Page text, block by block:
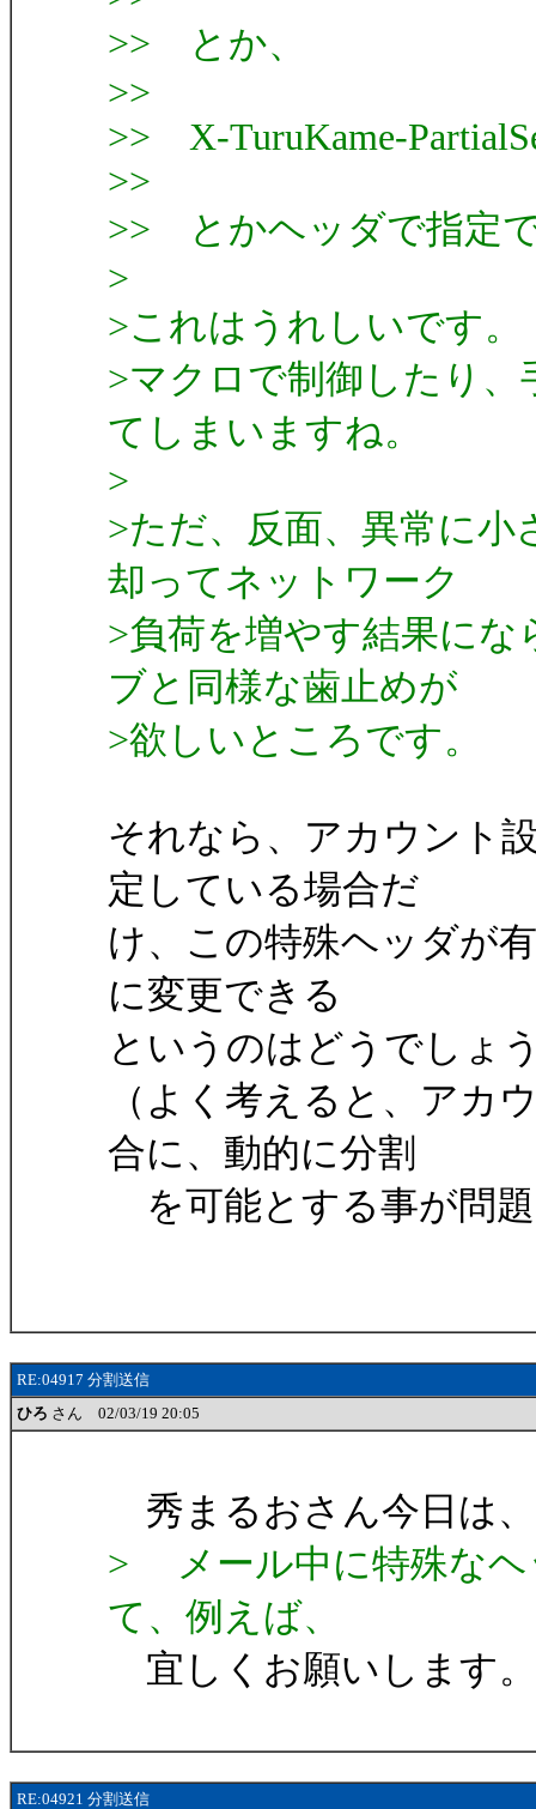
>> とか、
>>
>> X-TuruKame-
>>
>> とかヘッダで指定
>
>これはうれしいです。
>マクロで制御したり
てしまいますね。
>
>ただ、反面、異常に
却ってネットワーク
>負荷を増やす結果に
ブと同様な歯止めが
>欲しいところです。
それなら、アカウント
定している場合だ
け、この特殊ヘッダが
に変更できる
というのはどうでしょ
（よく考えると、アカ
合に、動的に分割
を可能とする事が問
RE:04917 分割送信
ひろ さん 02/03/19 20:05
秀まるおさん今日は
> メール中に特殊なヘ
て、例えば、
宜しくお願いします。
RE:04921 分割送信